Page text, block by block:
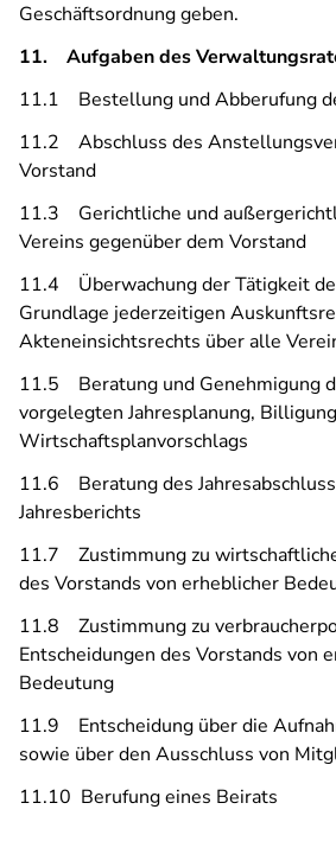
Geschäftsordnung geben.
11. Aufgaben des
11.1 Bestellung und Abberufung
11.2 Abschluss des
Vorstand
11.3 Gerichtliche und
Vereins gegenüber dem Vorstand
11.4 Überwachung der Tätigkeit
Grundlage jederzeitigen
Akteneinsichtsrechts über alle
11.5 Beratung und Genehmigung
vorgelegten Jahresplanung,
Wirtschaftsplanvorschlags
11.6 Beratung des
Jahresberichts
11.7 Zustimmung zu
des Vorstands von erheblicher
11.8 Zustimmung zu
Entscheidungen des Vorstands von
Bedeutung
11.9 Entscheidung über die
sowie über den Ausschluss von
11.10 Berufung eines Beirats